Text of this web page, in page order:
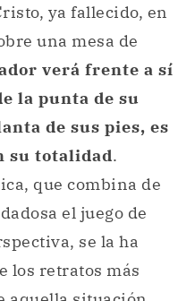
ya fallecido, en
una mesa de
verá frente a sí
la punta de su
de sus pies, es
su totalidad.
que combina de
el juego de
se la ha
los retratos más